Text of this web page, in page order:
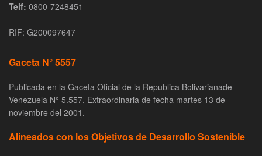
Telf: 0800-7248451
RIF: G200097647
Gaceta N° 5557
Publicada en la Gaceta Oficial de la Republica Bolivarianade
Venezuela N° 5.557, Extraordinaria de fecha martes 13 de
noviembre del 2001.
Alineados con los Objetivos de Desarrollo Sostenible